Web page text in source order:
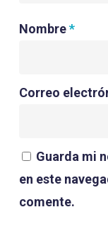
Nombre*
Correo
Guarda mi
en este
comente.